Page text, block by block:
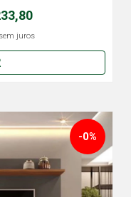
juros
-0%